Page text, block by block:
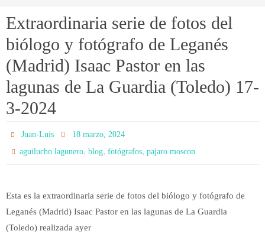
Extraordinaria serie de fotos del
biólogo y fotógrafo de Leganés
(Madrid) Isaac Pastor en las
lagunas de La Guardia (Toledo) 17-
3-2024
Juan-Luis
18 marzo, 2024
aguilucho lagunero,blog,fotógrafos,pajaro moscon
Esta es la extraordinaria serie de fotos del biólogo y fotógrafo de
Leganés (Madrid) Isaac Pastor en las lagunas de La Guardia
(Toledo) realizada ayer